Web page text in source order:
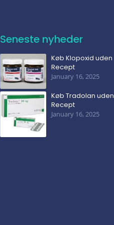
Seneste nyheder
Køb Klopoxid uden
Recept
January 16, 2025
Køb Tradolan uden
Recept
January 16, 2025